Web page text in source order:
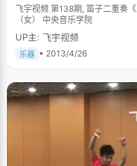
飞宇视频 第138期, 笛子二重奏
（女） 中央音乐学院
UP主: 飞宇视频
乐器 • 2013/4/26